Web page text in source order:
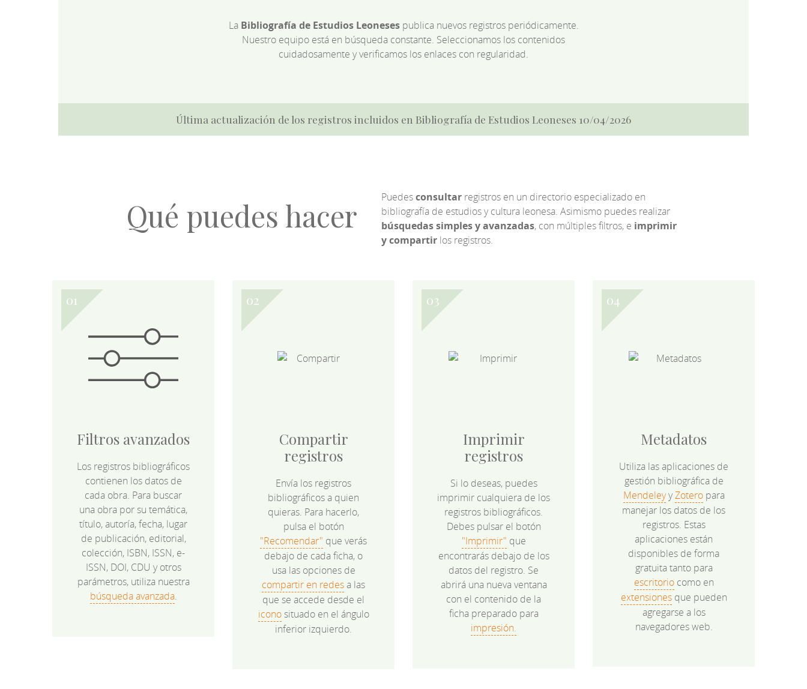
La Bibliografía de Estudios Leonesespublica nuevos registros periódicamente.
Nuestro equipo está en búsqueda constante. Seleccionamos los contenidos
cuidadosamente y verificamos los enlaces con regularidad.
Última actualización de los registros incluidos en Bibliografía de Estudios Leoneses 10/04/2026
Qué puedes hacer Puedesconsultarregistros en un directorio especializado en
bibliografía de estudios y cultura leonesa. Asimismo puedes realizar
búsquedas simples y avanzadas, con múltiples filtros, e imprimir
y compartirlos registros.
Filtros avanzados
Los registros bibliográficos
contienen los datos de
cada obra. Para buscar
una obra por su temática,
título, autoría, fecha, lugar
de publicación, editorial,
colección, ISBN, ISSN, e-
ISSN, DOI, CDU y otros
parámetros, utiliza nuestra
búsqueda avanzada.
Compartir
registros
Envía los registros
bibliográficos a quien
quieras. Para hacerlo,
pulsa el botón
"Recomendar" que verás
debajo de cada ficha, o
usa las opciones de
compartir en redesa las
que se accede desde el
iconosituado en el ángulo
inferior izquierdo.
Imprimir
registros
Si lo deseas, puedes
imprimir cualquiera de los
registros bibliográficos.
Debes pulsar el botón
"Imprimir" que
encontrarás debajo de los
datos del registro. Se
abrirá una nueva ventana
con el contenido de la
ficha preparado para
impresión.
Metadatos
Utiliza las aplicaciones de
gestión bibliográfica de
MendeleyyZoteropara
manejar los datos de los
registros. Estas
aplicaciones están
disponibles de forma
gratuita tanto para
escritoriocomo en
extensionesque pueden
agregarse a los
navegadores web.